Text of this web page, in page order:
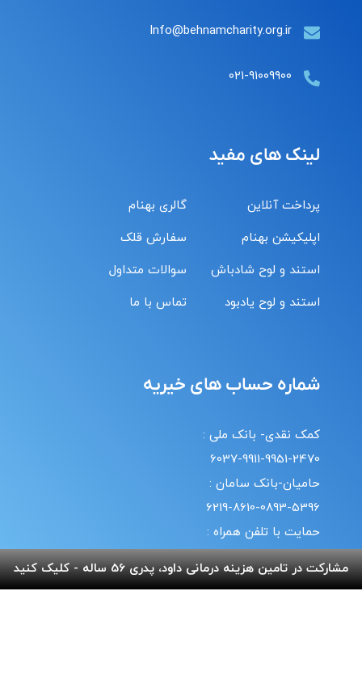
Info@behnamcharity.org.ir
۰۲۱-۹۱۰۰۹۹۰۰
لینک های مفید
پرداخت آنلاین
اپلیکیشن بهنام
استند و لوح شادباش
استند و لوح یادبود
گالری بهنام
سفارش قلک
سوالات متداول
تماس با ما
شماره حساب های خیریه
کمک نقدی- بانک ملی :
6037-9911-9951-2470
حامیان-بانک سامان :
6219-8610-0893-5396
حمایت با تلفن همراه :
18#*7*733*
20#*0*724*
مشارکت در تامین هزینه درمانی داود، پدری 56 ساله - کلیک کنید